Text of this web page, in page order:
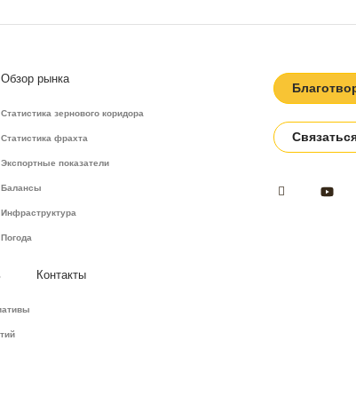
Обзор рынка
Статистика зернового коридора
Статистика фрахта
Экспортные показатели
Балансы
Инфраструктура
Погода
Контакты